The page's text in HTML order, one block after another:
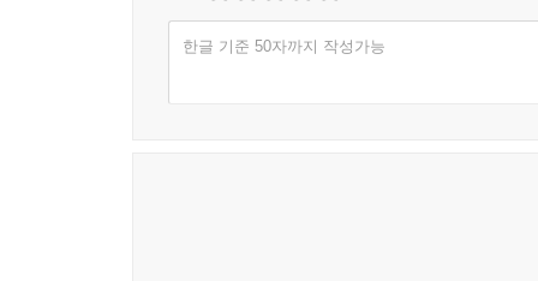
한글 기준 50자까지 작성가능